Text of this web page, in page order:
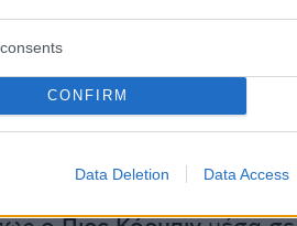
CONFIRM
Data Deletion Data Access
αργότερα,
και φαίνεται να έχει
εκτιμάται ότι οι
πρόστιμο των200 λιρών.